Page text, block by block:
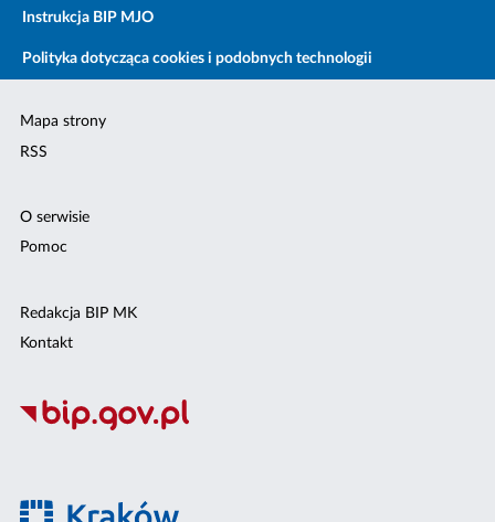
Instrukcja BIP MJO
Polityka dotycząca cookies i podobnych technologii
Mapa strony
RSS
O serwisie
Pomoc
Redakcja BIP MK
Kontakt